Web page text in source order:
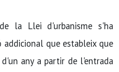
la Llei d'urbanisme s'ha
addicional que estableix que
any a partir de l'entrada